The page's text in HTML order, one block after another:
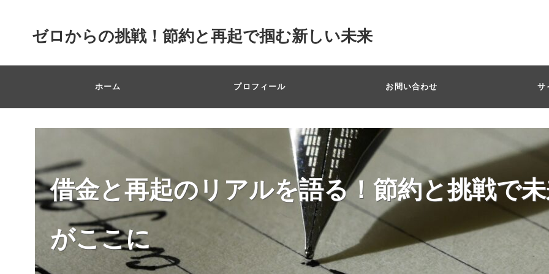
ゼロからの挑戦！節約と再起で掴む新しい未来
ホーム プロフィール お問い合わせ サ
借金と再起のリアルを語る！節約と挑戦で
がここに